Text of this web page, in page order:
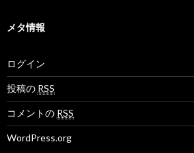
メタ情報
ログイン
投稿の RSS
コメントの RSS
WordPress.org